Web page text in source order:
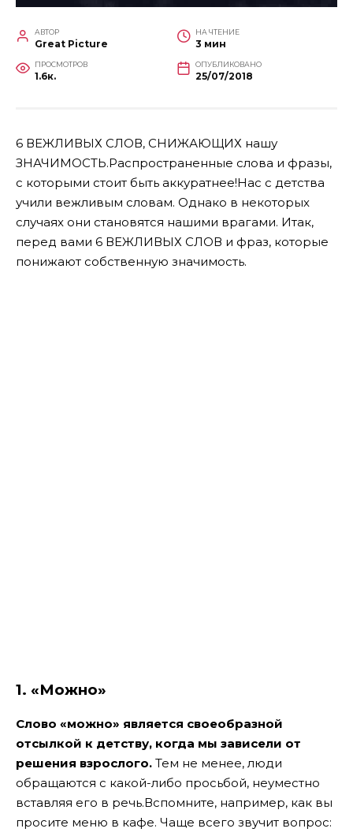
АВТОР
Great Picture
НА ЧТЕНИЕ
3 мин
ПРОСМОТРОВ
1.6к.
ОПУБЛИКОВАНО
25/07/2018
6 ВЕЖЛИВЫХ СЛОВ, СНИЖАЮЩИХ нашу
ЗНАЧИМОСТЬ.Распространенные слова и фразы,
с которыми стоит быть аккуратнее!Нас с детства
учили вежливым словам. Однако в некоторых
случаях они становятся нашими врагами. Итак,
перед вами 6 ВЕЖЛИВЫХ СЛОВ и фраз, которые
понижают собственную значимость.
1. «Можно»
Слово «можно» является своеобразной
отсылкой к детству, когда мы зависели от
решения взрослого. Тем не менее, люди
обращаются с какой-либо просьбой, неуместно
вставляя его в речь.Вспомните, например, как вы
просите меню в кафе. Чаще всего звучит вопрос: